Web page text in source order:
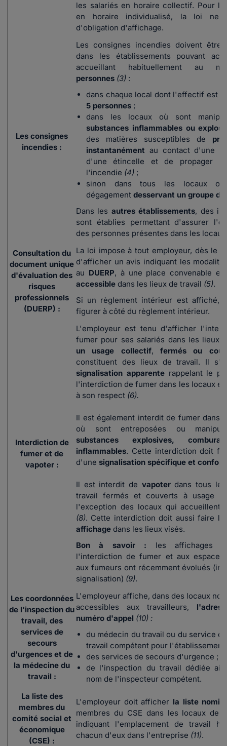
les salariés en horaire collectif. Pour
en horaire individualisé, la loi ne
d'obligation d'affichage.
Les consignes
incendies :
Les consignes incendies doivent être
dans les établissements pouvant
accueillant habituellement au
personnes (3) :
dans chaque local dont l'effectif est
5 personnes ;
dans les locaux où sont
substances inflammables ou
des matières susceptibles de
instantanément au contact d'une
d'une étincelle et de propager
l'incendie (4) ;
sinon dans tous les locaux ou
dégagement desservant un groupe
Dans les autres établissements, des
sont établies permettant d'assurer l'
des personnes présentes dans les
Consultation du
document unique
d'évaluation des
risques
professionnels
(DUERP) :
La loi impose à tout employeur, dès le
d'afficher un avis indiquant les
au DUERP, à une place convenable et
accessible dans les lieux de travail (5).
Si un règlement intérieur est affiché,
figurer à côté du règlement intérieur.
Interdiction de
fumer et de
vapoter :
L'employeur est tenu d'afficher
fumer pour ses salariés dans les lieux
un usage collectif,fermés ou
constituent des lieux de travail. Il
signalisation apparenterappelant le
l'interdiction de fumer dans les locaux et
à son respect (6).
Il est également interdit de fumer dans
où sont entreposées ou
substances explosives,
inflammables. Cette interdiction doit
d'une signalisation spécifique et
Il est interdit de vapoterdans tous
travail fermés et couverts à usage
l'exception des locaux qui accueillent
(8). Cette interdiction doit aussi faire
affichage dans les lieux visés.
Bon à savoir : les affichages
l'interdiction de fumer et aux espaces
aux fumeurs ont récemment évolués
signalisation) (9).
Les coordonnées
de l'inspection du
travail, des
services de
secours
d'urgences et de
la médecine du
travail :
L'employeur affiche, dans des locaux
accessibles aux travailleurs,
numéro d'appel (10) :
du médecin du travail ou du service
travail compétent pour l'établissement
des services de secours d'urgence ;
de l'inspection du travail dédiée
nom de l'inspecteur compétent.
La liste des
membres du
comité social et
économique
(CSE) :
L'employeur doit afficher la liste
membres du CSE dans les locaux de
indiquant l'emplacement de travail
chacun d'eux dans l'entreprise (11).